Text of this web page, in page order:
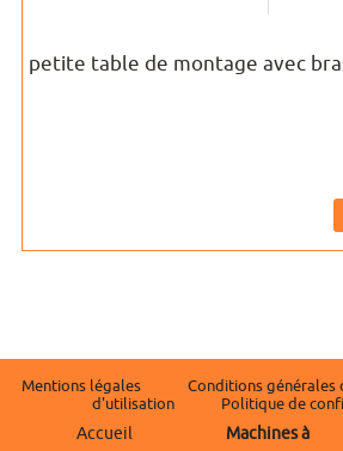
petite table de montage avec
Mentions légales Conditions générales
d'utilisation
Politique de
Accueil Machines à